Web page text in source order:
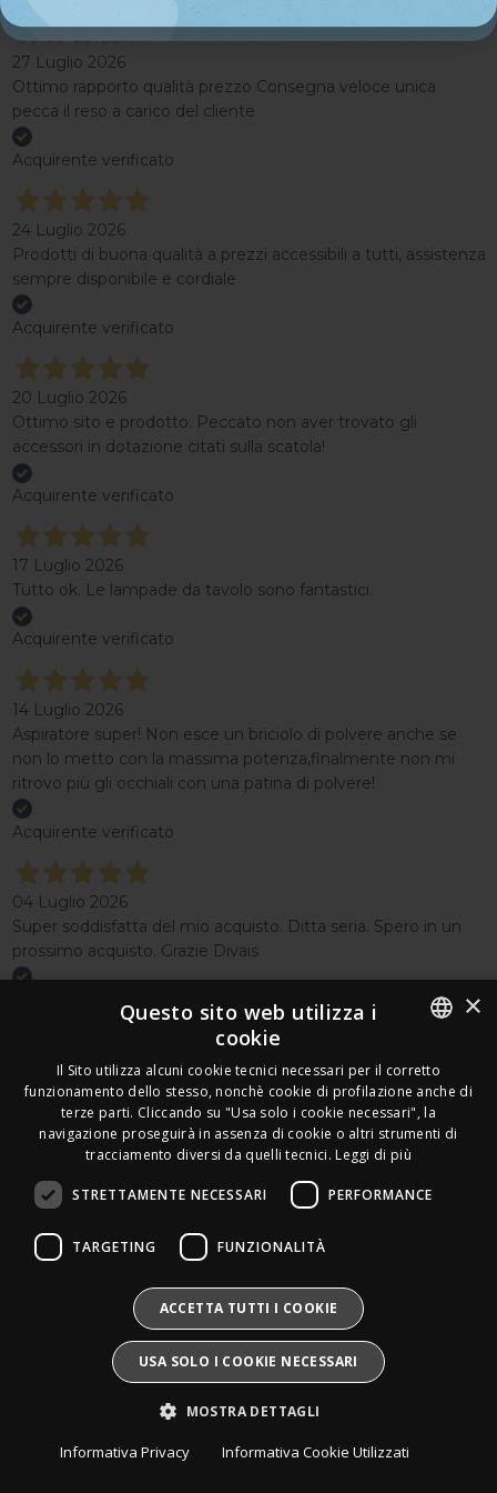
27 Luglio 2026
Ottimo rapporto qualità prezzo Consegna veloce unica
pecca il reso a carico del cliente
Acquirente verificato
24 Luglio 2026
Prodotti di buona qualità a prezzi accessibili a tutti, assistenza
sempre disponibile e cordiale
Acquirente verificato
20 Luglio 2026
Ottimo sito e prodotto. Peccato non aver trovato gli
accessori in dotazione citati sulla scatola!
Acquirente verificato
17 Luglio 2026
Tutto ok. Le lampade da tavolo sono fantastici.
Acquirente verificato
14 Luglio 2026
Aspiratore super! Non esce un briciolo di polvere anche se
non lo metto con la massima potenza,finalmente non mi
ritrovo più gli occhiali con una patina di polvere!
Acquirente verificato
04 Luglio 2026
Super soddisfatta del mio acquisto. Ditta seria. Spero in un
prossimo acquisto. Grazie Divais
Seguici
Newsletter
Leds Electronics di Stabile Dario
Via Annamaria Ortese 33 - 80144 Napoli
Info@divais.it Telefono:08118098352
Pec:ledselectronics@pec.it
Produttore AEE:
IT25020000016865
Pile e Accumulatori:
Divais®
Tutti i diritti sono riservati.
ITALIAN
FRENCH
GERMAN
ENGLISH
×
Questo sito web utilizza i
cookie
Il Sito utilizza alcuni cookie tecnici necessari per il corretto
funzionamento dello stesso, nonchè cookie di profilazione anche di
terze parti. Cliccando su "Usa solo i cookie necessari", la
navigazione proseguirà in assenza di cookie o altri strumenti di
tracciamento diversi da quelli tecnici. Leggi di più
STRETTAMENTE NECESSARI PERFORMANCE
TARGETING FUNZIONALITÀ
ACCETTA TUTTI I COOKIE
USA SOLO I COOKIE NECESSARI
MOSTRA DETTAGLI
Informativa Privacy Informativa Cookie Utilizzati